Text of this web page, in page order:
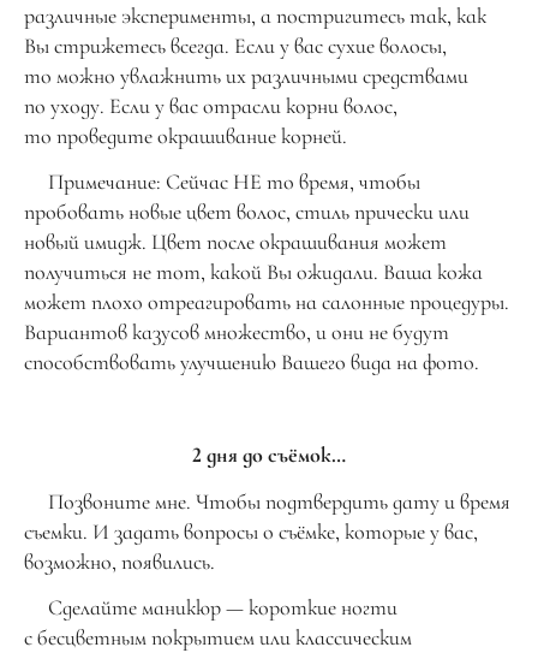
различные эксперименты, а постригитесь так, как
Вы стрижетесь всегда. Если у вас сухие волосы,
то можно увлажнить их различными средствами
по уходу. Если у вас отрасли корни волос,
то проведите окрашивание корней.
Примечание: Сейчас НЕ то время, чтобы
пробовать новые цвет волос, стиль прически или
новый имидж. Цвет после окрашивания может
получиться не тот, какой Вы ожидали. Ваша кожа
может плохо отреагировать на салонные процедуры.
Вариантов казусов множество, и они не будут
способствовать улучшению Вашего вида на фото.
2 дня до съёмок…
Позвоните мне. Чтобы подтвердить дату и время
съемки. И задать вопросы о съёмке, которые у вас,
возможно, появились.
Сделайте маникюр — короткие ногти
с бесцветным покрытием или классическим